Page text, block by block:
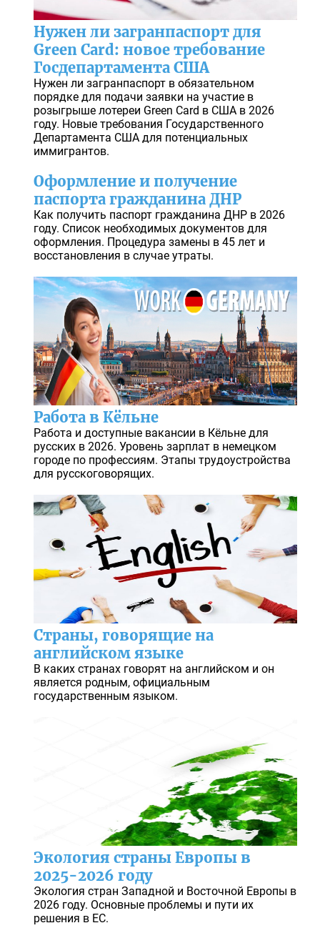
Нужен ли загранпаспорт для
Green Card: новое требование
Госдепартамента США
Нужен ли загранпаспорт в обязательном
порядке для подачи заявки на участие в
розыгрыше лотереи Green Card в США в 2026
году. Новые требования Государственного
Департамента США для потенциальных
иммигрантов.
Оформление и получение
паспорта гражданина ДНР
Как получить паспорт гражданина ДНР в 2026
году. Список необходимых документов для
оформления. Процедура замены в 45 лет и
восстановления в случае утраты.
Работа в Кёльне
Работа и доступные вакансии в Кёльне для
русских в 2026. Уровень зарплат в немецком
городе по профессиям. Этапы трудоустройства
для русскоговорящих.
Страны, говорящие на
английском языке
В каких странах говорят на английском и он
является родным, официальным
государственным языком.
Экология страны Европы в
2025-2026 году
Экология стран Западной и Восточной Европы в
2026 году. Основные проблемы и пути их
решения в ЕС.